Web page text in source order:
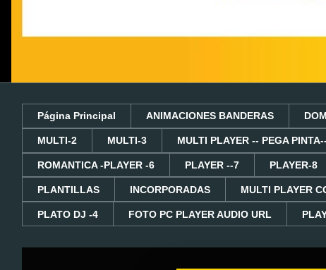
Página Principal ANIMACIONES BANDERAS
MULTI-2 MULTI-3 MULTI PLAYER -- PEGA
ROMANTICA -PLAYER -6 PLAYER --7 PLAYER-8
PLANTILLAS INCORPORADAS MULTI PLAYER
PLATO DJ -4 FOTO PC PLAYER AUDIO URL